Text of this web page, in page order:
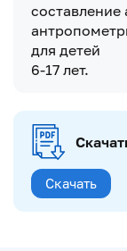
составление
для детей
6-17 лет.
Скачать